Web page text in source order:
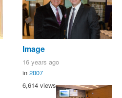
Image
16 years ago
in 2007
6,614 views